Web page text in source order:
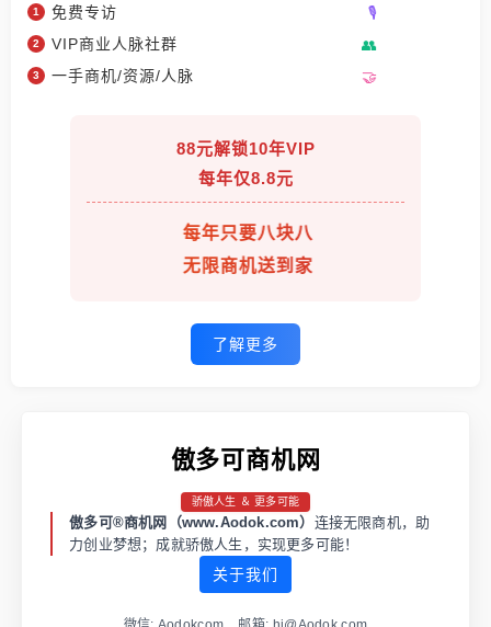
免费专访
VIP商业人脉社群
一手商机/资源/人脉
88元解锁10年VIP
每年仅8.8元
每年只要八块八
无限商机送到家
了解更多
傲多可商机网
骄傲人生 ＆ 更多可能
傲多可®商机网（www.Aodok.com） 连接无限商机，助
力创业梦想；成就骄傲人生，实现更多可能！
关于我们